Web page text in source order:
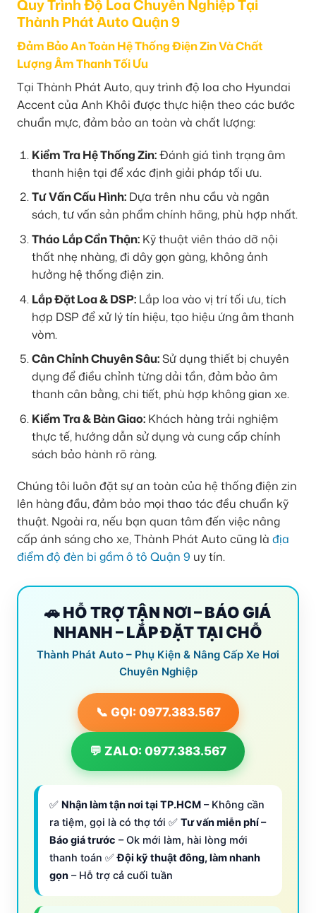
Quy Trình Độ Loa Chuyên Nghiệp Tại
Thành Phát Auto Quận 9
Đảm Bảo An Toàn Hệ Thống Điện Zin Và Chất
Lượng Âm Thanh Tối Ưu
Tại Thành Phát Auto, quy trình độ loa cho Hyundai
Accent của Anh Khôi được thực hiện theo các bước
chuẩn mực, đảm bảo an toàn và chất lượng:
Kiểm Tra Hệ Thống Zin:Đánh giá tình trạng âm
thanh hiện tại để xác định giải pháp tối ưu.
Tư Vấn Cấu Hình:Dựa trên nhu cầu và ngân
sách, tư vấn sản phẩm chính hãng, phù hợp nhất.
Tháo Lắp Cẩn Thận:Kỹ thuật viên tháo dỡ nội
thất nhẹ nhàng, đi dây gọn gàng, không ảnh
hưởng hệ thống điện zin.
Lắp Đặt Loa & DSP:Lắp loa vào vị trí tối ưu, tích
hợp DSP để xử lý tín hiệu, tạo hiệu ứng âm thanh
vòm.
Cân Chỉnh Chuyên Sâu:Sử dụng thiết bị chuyên
dụng để điều chỉnh từng dải tần, đảm bảo âm
thanh cân bằng, chi tiết, phù hợp không gian xe.
Kiểm Tra & Bàn Giao:Khách hàng trải nghiệm
thực tế, hướng dẫn sử dụng và cung cấp chính
sách bảo hành rõ ràng.
Chúng tôi luôn đặt sự an toàn của hệ thống điện zin
lên hàng đầu, đảm bảo mọi thao tác đều chuẩn kỹ
thuật. Ngoài ra, nếu bạn quan tâm đến việc nâng
cấp ánh sáng cho xe, Thành Phát Auto cũng là địa
điểm độ đèn bi gầm ô tô Quận 9 uy tín.
🚗 HỖ TRỢ TẬN NƠI – BÁO GIÁ
NHANH – LẮP ĐẶT TẠI CHỖ
Thành Phát Auto – Phụ Kiện & Nâng Cấp Xe Hơi
Chuyên Nghiệp
📞 GỌI: 0977.383.567
💬 ZALO: 0977.383.567
✅ Nhận làm tận nơi tại TP.HCM – Không cần
ra tiệm, gọi là có thợ tới ✅ Tư vấn miễn phí –
Báo giá trước – Ok mới làm, hài lòng mới
thanh toán ✅Đội kỹ thuật đông, làm nhanh
gọn – Hỗ trợ cả cuối tuần